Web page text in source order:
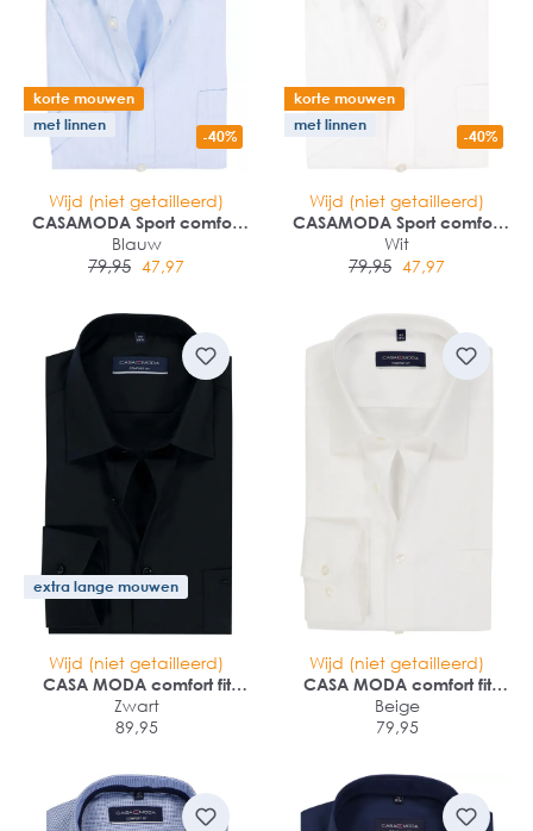
korte mouwen
met linnen
-40%
Wijd (niet getailleerd)
CASAMODA Sport comfort
fit overhemd
Blauw
79,95 47,97
korte mouwen
met linnen
-40%
Wijd (niet getailleerd)
CASAMODA Sport comfort
fit overhemd
Wit
79,95 47,97
extra lange mouwen
Wijd (niet getailleerd)
CASA MODA comfort fit
overhemd
Zwart
89,95
Wijd (niet getailleerd)
CASA MODA comfort fit
overhemd
Beige
79,95